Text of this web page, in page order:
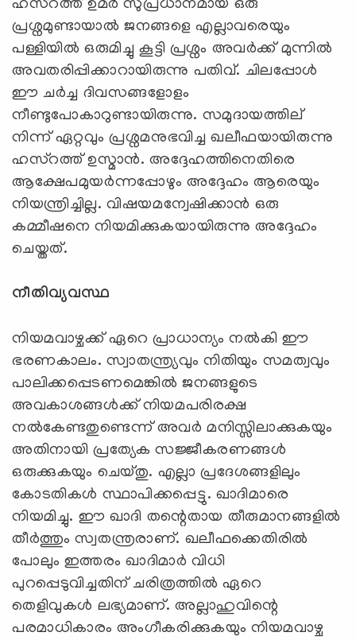
ഹസ്റത്ത് ഉമര്‍ സുപ്രധാനമായ ഒരു
പ്രശ്നമുണ്ടായാല്‍ ജനങ്ങളെ എല്ലാവരെയും
പള്ളിയില്‍ ഒരുമിച്ചു കൂട്ടി പ്രശ്നം അവര്‍ക്ക് മുന്നില്‍
അവതരിപ്പിക്കാറായിരുന്നു പതിവ്. ചിലപ്പോള്‍
ഈ ചര്‍ച്ച ദിവസങ്ങളോളം
നീണ്ടുപോകാറുണ്ടായിരുന്നു. സമുദായത്തില്
നിന്ന് ഏറ്റവും പ്രശ്നമനുഭവിച്ച ഖലീഫയായിരുന്നു
ഹസ്റത്ത് ഉസ്മാന്‍. അദ്ദേഹത്തിനെതിരെ
ആക്ഷേപമുയര്‍‍ന്നപ്പോഴും അദ്ദേഹം ആരെയും
നിയന്ത്രിച്ചില്ല. വിഷയമന്വേഷിക്കാന്‍ ഒരു
കമ്മീഷനെ നിയമിക്കുകയായിരുന്നു അദ്ദേഹം
ചെയ്തത്.
നീതിവ്യവസ്ഥ
നിയമവാഴ്ചക്ക് ഏറെ പ്രാധാന്യം നല്‍കി ഈ
ഭരണകാലം. സ്വാതന്ത്ര്യവും നിതിയും സമത്വവും
പാലിക്കപ്പെടണമെങ്കില്‍ ജനങ്ങളുടെ
അവകാശങ്ങള്‍ക്ക് നിയമപരിരക്ഷ
നല്‍കേണ്ടതുണ്ടെന്ന് അവര്‍ മനിസ്സിലാക്കുകയും
അതിനായി പ്രത്യേക സജ്ജീകരണങ്ങള്‍
ഒരുക്കുകയും ചെയ്തു. എല്ലാ പ്രദേശങ്ങളിലും
കോടതികള്‍ സ്ഥാപിക്കപ്പെട്ടു. ഖാദിമാരെ
നിയമിച്ചു. ഈ ഖാദി തന്റെതായ തീരുമാനങ്ങളില്‍
തീര്‍ത്തും സ്വതന്ത്രരാണ്. ഖലീഫക്കെതിരില്‍
പോലും ഇത്തരം ഖാദിമാര്‍ വിധി
പുറപ്പെടുവിച്ചതിന് ചരിത്രത്തില്‍ ഏറെ
തെളിവുകള്‍ ലഭ്യമാണ്. അല്ലാഹുവിന്റെ
പരമാധികാരം അംഗീകരിക്കുകയും നിയമവാഴ്ച